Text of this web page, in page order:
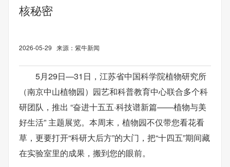
核秘密
2026-05-29 来源：紫牛新闻
5月29日—31日，江苏省中国科学院植物研究所
（南京中山植物园）园艺和科普教育中心联合多个科
研团队，推出 “奋进十五五·科技谱新篇——植物与美
好生活” 主题展览。本周末，植物园不仅带您看花看
草，更要打开“科研大后方”的大门，把“十四五”期间藏
在实验室里的成果，搬到您的眼前。